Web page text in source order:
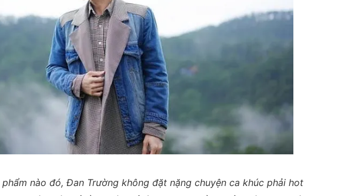
phẩm nào đó, Đan Trường không đặt nặng chuyện ca khúc phải hot